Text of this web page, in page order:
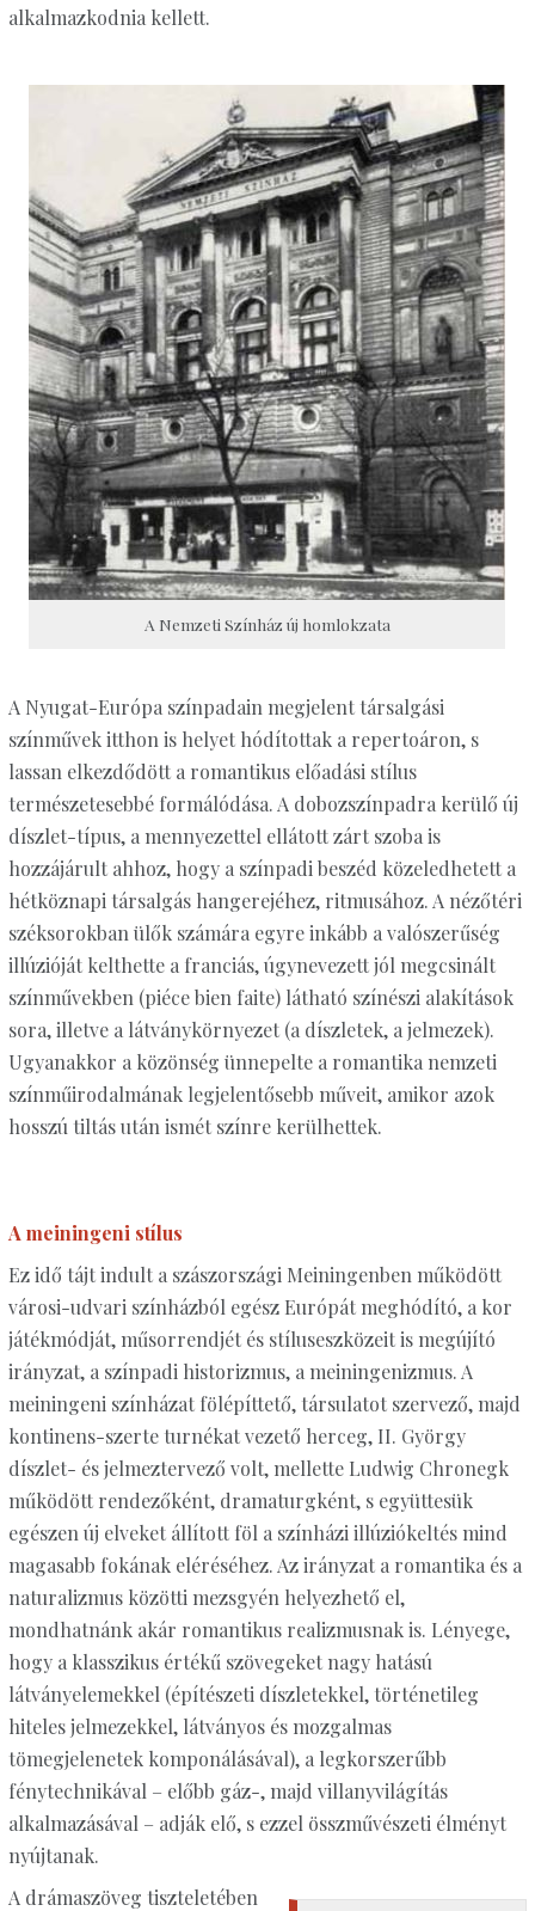
alkalmazkodnia kellett.
A Nemzeti Színház új homlokzata
A Nyugat-Európa színpadain megjelent társalgási
színművek itthon is helyet hódítottak a repertoáron, s
lassan elkezdődött a romantikus előadási stílus
természetesebbé formálódása. A dobozszínpadra kerülő új
díszlet-típus, a mennyezettel ellátott zárt szoba is
hozzájárult ahhoz, hogy a színpadi beszéd közeledhetett a
hétköznapi társalgás hangerejéhez, ritmusához. A nézőtéri
széksorokban ülők számára egyre inkább a valószerűség
illúzióját kelthette a franciás, úgynevezett jól megcsinált
színművekben (piéce bien faite) látható színészi alakítások
sora, illetve a látványkörnyezet (a díszletek, a jelmezek).
Ugyanakkor a közönség ünnepelte a romantika nemzeti
színműirodalmának legjelentősebb műveit, amikor azok
hosszú tiltás után ismét színre kerülhettek.
A meiningeni stílus
Ez idő tájt indult a szászországi Meiningenben működött
városi-udvari színházból egész Európát meghódító, a kor
játékmódját, műsorrendjét és stíluseszközeit is megújító
irányzat, a színpadi historizmus, a meiningenizmus. A
meiningeni színházat fölépíttető, társulatot szervező, majd
kontinens-szerte turnékat vezető herceg, II. György
díszlet- és jelmeztervező volt, mellette Ludwig Chronegk
működött rendezőként, dramaturgként, s együttesük
egészen új elveket állított föl a színházi illúziókeltés mind
magasabb fokának eléréséhez. Az irányzat a romantika és a
naturalizmus közötti mezsgyén helyezhető el,
mondhatnánk akár romantikus realizmusnak is. Lényege,
hogy a klasszikus értékű szövegeket nagy hatású
látványelemekkel (építészeti díszletekkel, történetileg
hiteles jelmezekkel, látványos és mozgalmas
tömegjelenetek komponálásával), a legkorszerűbb
fénytechnikával – előbb gáz-, majd villanyvilágítás
alkalmazásával – adják elő, s ezzel összművészeti élményt
nyújtanak.
A drámaszöveg tiszteletében